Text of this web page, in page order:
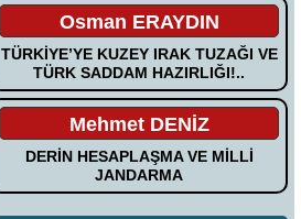
Osman ERAYDIN
TÜRKİYE’YE KUZEY IRAK TUZAĞI VE
TÜRK SADDAM HAZIRLIĞI!..
Mehmet DENİZ
DERİN HESAPLAŞMA VE MİLLİ
JANDARMA